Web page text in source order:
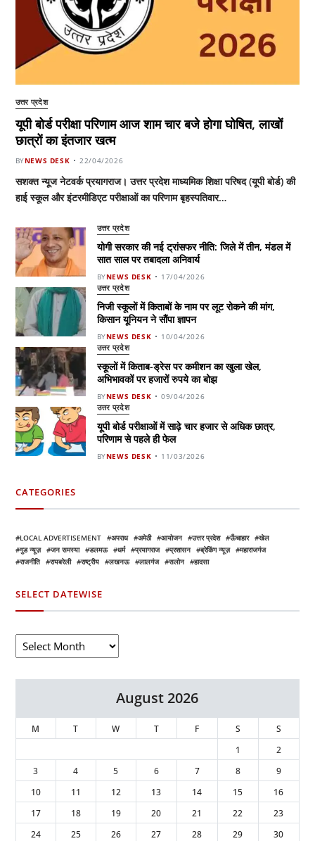
उत्तर प्रदेश
यूपी बोर्ड परीक्षा परिणाम आज शाम चार बजे होगा घोषित, लाखों
छात्रों का इंतजार खत्म
BYNEWS DESK 22/04/2026
सशक्त न्यूज नेटवर्क प्रयागराज। उत्तर प्रदेश माध्यमिक शिक्षा परिषद (यूपी बोर्ड) की
हाई स्कूल और इंटरमीडिएट परीक्षाओं का परिणाम बृहस्पतिवार…
उत्तर प्रदेश
योगी सरकार की नई ट्रांसफर नीति: जिले में तीन, मंडल में
सात साल पर तबादला अनिवार्य
BYNEWS DESK 17/04/2026
उत्तर प्रदेश
निजी स्कूलों में किताबों के नाम पर लूट रोकने की मांग,
किसान यूनियन ने सौंपा ज्ञापन
BYNEWS DESK 10/04/2026
उत्तर प्रदेश
स्कूलों में किताब-ड्रेस पर कमीशन का खुला खेल,
अभिभावकों पर हजारों रुपये का बोझ
BYNEWS DESK 09/04/2026
उत्तर प्रदेश
यूपी बोर्ड परीक्षाओं में साढ़े चार हजार से अधिक छात्र,
परिणाम से पहले ही फेल
BYNEWS DESK 11/03/2026
CATEGORIES
LOCAL ADVERTISEMENT अपराध अमेठी आयोजन उत्तर प्रदेश ऊँचाहार
खेल
गुड न्यूज़
जन समस्या डलमऊ धर्म प्रयागराज प्रशासन ब्रेकिंग न्यूज़
महाराजगंज
राजनीति
रायबरेली राष्ट्रीय लखनऊ लालगंज सलोन हादसा
SELECT DATEWISE
August 2026
M T W T F S
S
1
2
3
4 5 6 7 8
9
10
11 12 13 14 15
16
17
18 19 20 21 22
23
24
25 26 27 28 29 30